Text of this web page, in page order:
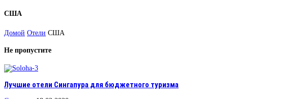
США
Домой Отели США
Не пропустите
Лучшие отели Сингапура для бюджетного туризма